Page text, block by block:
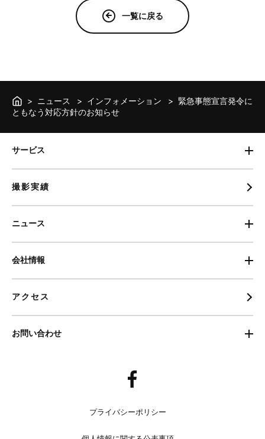
一覧に戻る
ニュース インフォメーション
緊急事態宣言発令に
ともなう対応方針のお知らせ
サービス
撮影実績
ニュース
会社情報
アクセス
お問い合わせ
プライバシーポリシー